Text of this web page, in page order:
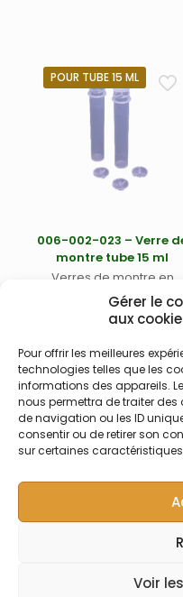
Gérer le
aux
Pour offrir les meilleures
technologies telles que les
informations des appareils.
nous permettra de traiter
de navigation ou les ID
consentir ou de retirer son
sur certaines
Voir
POUR TUBE 15 ML
006-002-023 – Verre
montre tube 15 ml
Verres de montre en
polypropylène (PP)
tubes de 15 ml 006-002-
1